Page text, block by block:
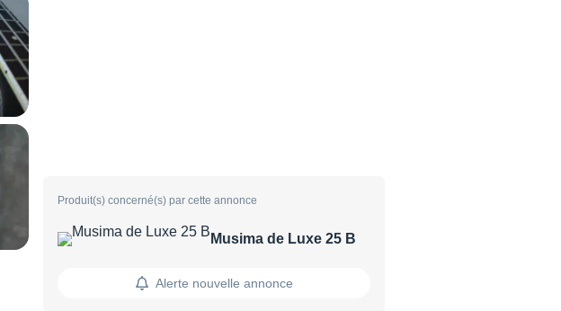
Produit(s) concerné(s) par cette annonce
Musima de Luxe 25 B
Alerte nouvelle annonce